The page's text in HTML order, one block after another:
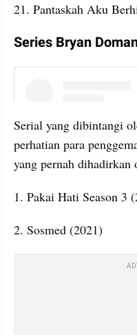
21. Pantaskah Aku
Series Bryan
Serial yang dibintangi
perhatian para
yang pernah dihadirkan
1. Pakai Hati Season 3
2. Sosmed (2021)